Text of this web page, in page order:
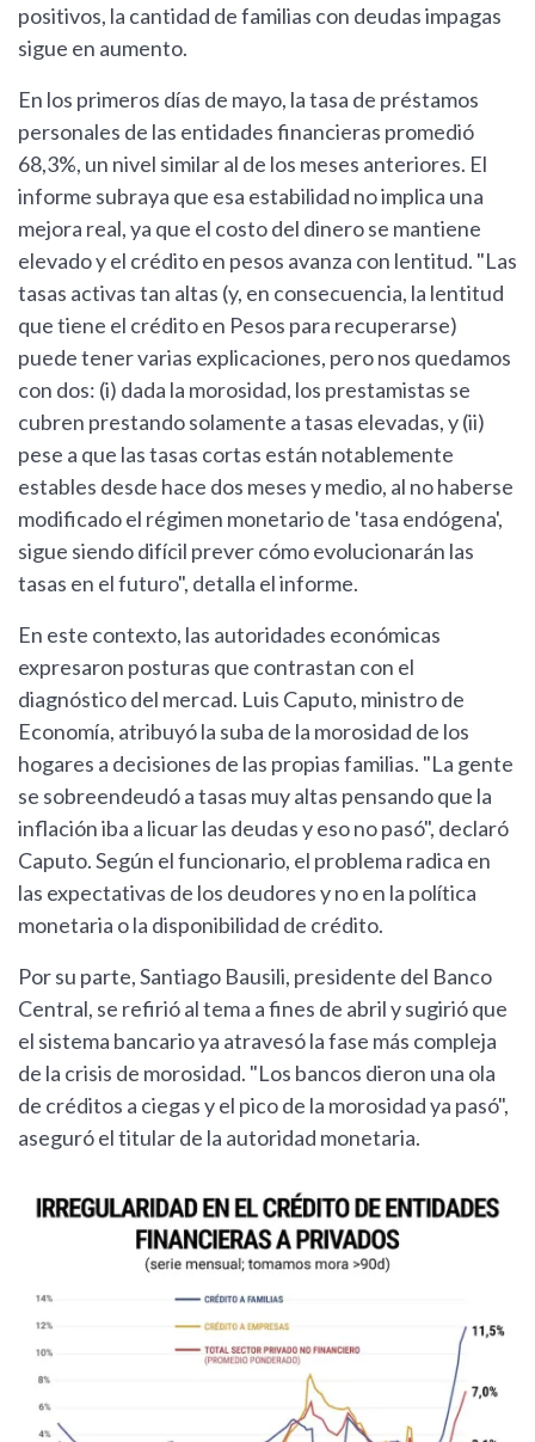
positivos, la cantidad de familias con deudas impagas
sigue en aumento.
En los primeros días de mayo, la tasa de préstamos
personales de las entidades financieras promedió
68,3%, un nivel similar al de los meses anteriores. El
informe subraya que esa estabilidad no implica una
mejora real, ya que el costo del dinero se mantiene
elevado y el crédito en pesos avanza con lentitud. "Las
tasas activas tan altas (y, en consecuencia, la lentitud
que tiene el crédito en Pesos para recuperarse)
puede tener varias explicaciones, pero nos quedamos
con dos: (i) dada la morosidad, los prestamistas se
cubren prestando solamente a tasas elevadas, y (ii)
pese a que las tasas cortas están notablemente
estables desde hace dos meses y medio, al no haberse
modificado el régimen monetario de 'tasa endógena',
sigue siendo difícil prever cómo evolucionarán las
tasas en el futuro", detalla el informe.
En este contexto, las autoridades económicas
expresaron posturas que contrastan con el
diagnóstico del mercad. Luis Caputo, ministro de
Economía, atribuyó la suba de la morosidad de los
hogares a decisiones de las propias familias. "La gente
se sobreendeudó a tasas muy altas pensando que la
inflación iba a licuar las deudas y eso no pasó", declaró
Caputo. Según el funcionario, el problema radica en
las expectativas de los deudores y no en la política
monetaria o la disponibilidad de crédito.
Por su parte, Santiago Bausili, presidente del Banco
Central, se refirió al tema a fines de abril y sugirió que
el sistema bancario ya atravesó la fase más compleja
de la crisis de morosidad. "Los bancos dieron una ola
de créditos a ciegas y el pico de la morosidad ya pasó",
aseguró el titular de la autoridad monetaria.